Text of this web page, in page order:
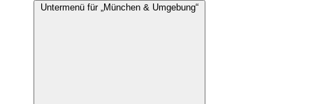
Untermenü für „München & Umgebung“